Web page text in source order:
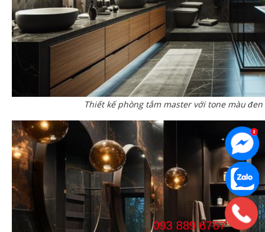
Thiết kế phòng tắm master với tone màu đen